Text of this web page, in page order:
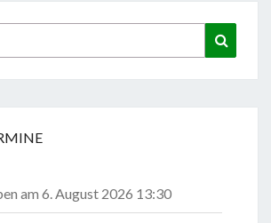
am 6. August 2026 13:30